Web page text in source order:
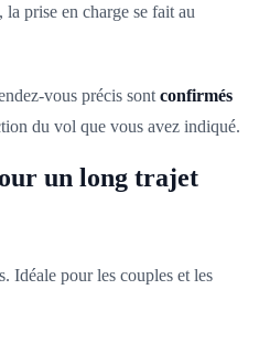
prise en charge se fait au
vous précis sont confirmés
du vol que vous avez indiqué.
un long trajet
Idéale pour les couples et les